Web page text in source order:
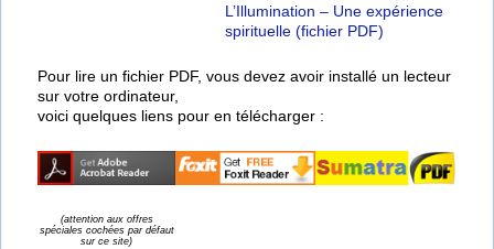
L’Illumination – Une expérience
spirituelle (fichier PDF)
Pour lire un fichier PDF, vous devez avoir installé un lecteur
sur votre ordinateur,
voici quelques liens pour en télécharger :
(attention aux offres
spéciales cochées par défaut
sur ce site)